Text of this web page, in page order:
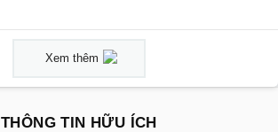
Xem thêm
THÔNG TIN HỮU ÍCH